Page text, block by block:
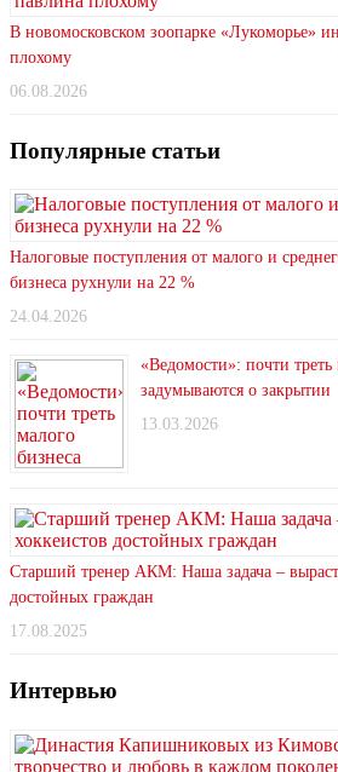
В новомосковском зоопарке «Лукоморье»
плохому
06.08.2026
Популярные статьи
Налоговые поступления от малого и
бизнеса рухнули на 22 %
24.04.2026
«Ведомости»: почти треть
задумываются о закрытии
13.03.2026
Старший тренер АКМ: Наша задача –
достойных граждан
17.08.2025
Интервью